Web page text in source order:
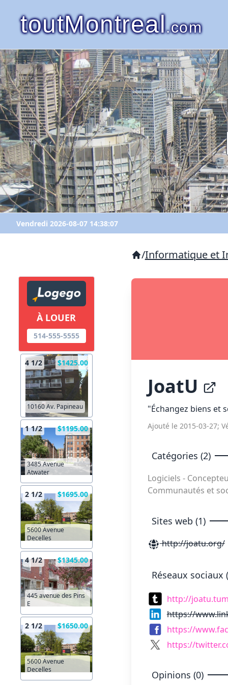
toutMontreal.com
Vendredi 2026-08-07 14:38:07
À LOUER
514-555-5555
4 1/2 $1425.00
10160 Av. Papineau
1 1/2 $1195.00
3485 Avenue
Atwater
2 1/2 $1695.00
5600 Avenue
Decelles
4 1/2 $1345.00
445 avenue des Pins
E
2 1/2 $1650.00
5600 Avenue
Decelles
/Informatique et
JoatU
"Échangez biens et
Ajouté le 2015-03-27;
Catégories (2)
Logiciels -
Communautés et
Sites web (1)
http://joatu.org/
Réseaux sociaux
http://
https://
https://
https://
Opinions (0)